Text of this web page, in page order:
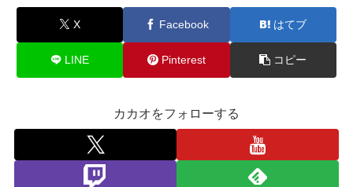
X Facebook はてブ
LINE Pinterest コピー
カカオをフォローする